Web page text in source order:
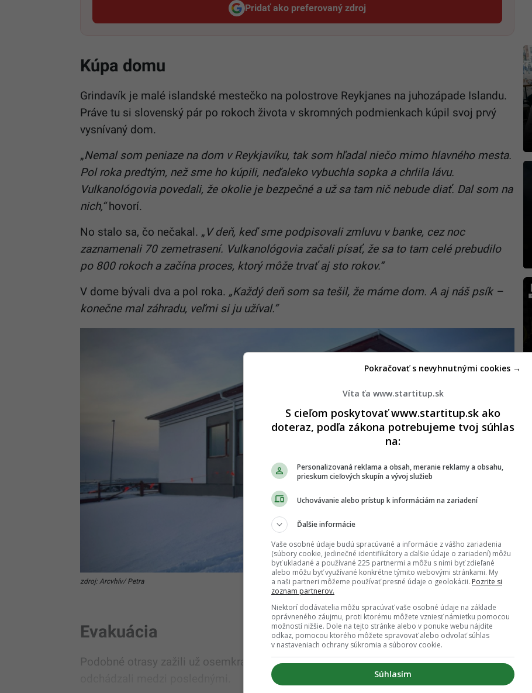
Pridať ako preferovaný zdroj
Startitup, odkaz sa otvorí v novom okne
Kúpa domu
Grindavík je malé islandské mestečko na polostrove Reykjanes na juhozápade Islandu.
Práve tu si slovenský pár po rokoch života v skromných podmienkach kúpil svoj prvý
vysnívaný dom.
„Nemal som peniaze na dom v Reykjavíku, tak som hľadal niečo mimo hlavného mesta.
Pol roka predtým, než sme ho kúpili, neďaleko vybuchla sopka a chrlila lávu.
Vulkanológovia povedali, že okolie je bezpečné a už sa tam nič nebude diať. Dal som na
nich,“hovorí.
No stalo sa, čo nečakal. „ V deň, keď sme podpisovali zmluvu v banke, cez noc
zaznamenali 70 zemetrasení. Vulkanológovia začali písať, že sa to tam celé prebudilo
po 800 rokoch a začína proces, ktorý môže trvať aj sto rokov.“
V dome bývali dva a pol roka. „Každý deň som sa tešil, že máme dom. A aj náš psík –
konečne mal záhradu, veľmi si ju užíval.“
zdroj: Arcvhív/ Petra
Evakuácia
Podobné otrasy zažili už osemkrát. V deň evakuácie boli obzvlášť silné. Zo svojho domu
Víta ťa www.startitup.sk
S cieľom poskytovať www.startitup.sk ako
doteraz, podľa zákona potrebujeme tvoj súhlas
na:
Personalizovaná reklama a obsah, meranie reklamy a obsahu,
prieskum cieľových skupín a vývoj služieb
Uchovávanie alebo prístup k informáciám na zariadení
Ďalšie informácie
Vaše osobné údaje budú spracúvané a informácie z vášho zariadenia
(súbory cookie, jedinečné identifikátory a ďalšie údaje o zariadení) môžu
byť ukladané a používané 225 partnermi a môžu s nimi byť zdieľané
alebo môžu byť využívané konkrétne týmito webovými stránkami. My
a naši partneri môžeme používať presné údaje o geolokácii. Pozrite si
zoznam partnerov.
Niektorí dodávatelia môžu spracúvať vaše osobné údaje na základe
oprávneného záujmu, proti ktorému môžete vzniesť námietku pomocou
možností nižšie. Dole na tejto stránke alebo v ponuke webu nájdite
odkaz, pomocou ktorého môžete spravovať alebo odvolať súhlas
v nastaveniach ochrany súkromia a súborov cookie.
Súhlasím
Pokračovať s nevyhnutnými cookies →